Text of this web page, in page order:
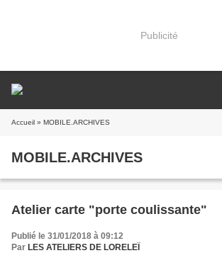
Publicité
Accueil » MOBILE.ARCHIVES
MOBILE.ARCHIVES
Atelier carte "porte coulissante"
Publié le 31/01/2018 à 09:12
Par LES ATELIERS DE LORELEÏ